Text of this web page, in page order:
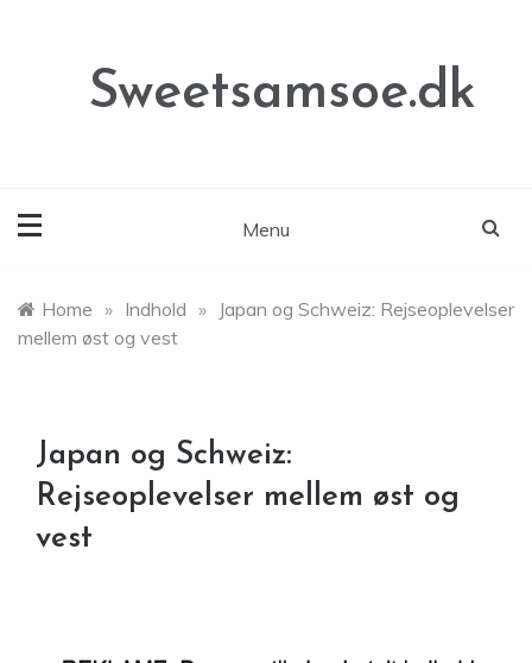
Sweetsamsoe.dk
Menu
Home » Indhold » Japan og Schweiz: Rejseoplevelser
mellem øst og vest
Japan og Schweiz:
Rejseoplevelser mellem øst og
vest